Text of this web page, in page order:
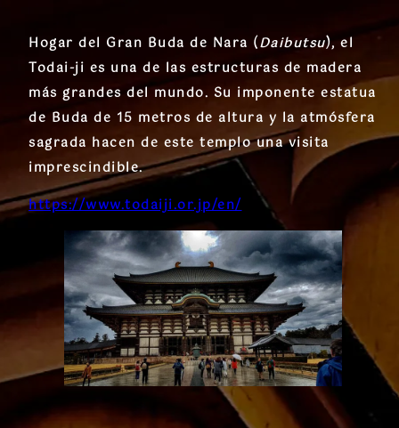
Hogar del Gran Buda de Nara (Daibutsu), el
Todai-ji es una de las estructuras de madera
más grandes del mundo. Su imponente estatua
de Buda de 15 metros de altura y la atmósfera
sagrada hacen de este templo una visita
imprescindible.
https://www.todaiji.or.jp/en/